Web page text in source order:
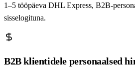
1–5 tööpäeva DHL Express, B2B-
sisselogituna.
B2B klientidele personaalsed